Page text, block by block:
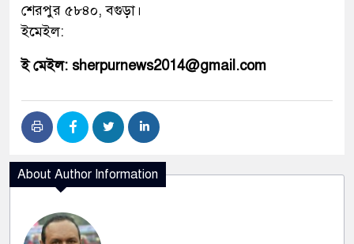
শেরপুর ৫৮৪০, বগুড়া।
ইমেইল:
ই মেইল: sherpurnews2014@gmail.com
About Author Information